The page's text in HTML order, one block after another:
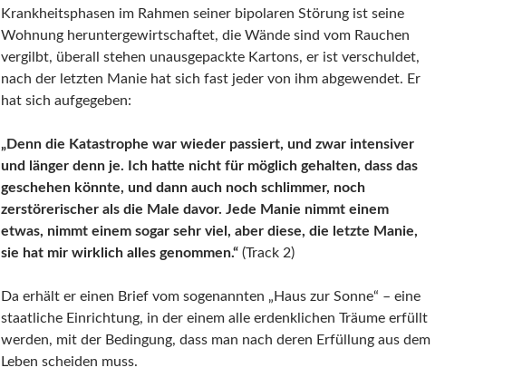
Krankheitsphasen im Rahmen seiner bipolaren Störung ist seine
Wohnung heruntergewirtschaftet, die Wände sind vom Rauchen
vergilbt, überall stehen unausgepackte Kartons, er ist verschuldet,
nach der letzten Manie hat sich fast jeder von ihm abgewendet. Er
hat sich aufgegeben:
„Denn die Katastrophe war wieder passiert, und zwar intensiver
und länger denn je. Ich hatte nicht für möglich gehalten, dass das
geschehen könnte, und dann auch noch schlimmer, noch
zerstörerischer als die Male davor. Jede Manie nimmt einem
etwas, nimmt einem sogar sehr viel, aber diese, die letzte Manie,
sie hat mir wirklich alles genommen.“ (Track 2)
Da erhält er einen Brief vom sogenannten „Haus zur Sonne“ – eine
staatliche Einrichtung, in der einem alle erdenklichen Träume erfüllt
werden, mit der Bedingung, dass man nach deren Erfüllung aus dem
Leben scheiden muss.